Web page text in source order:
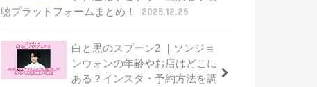
聴プラットフォームまとめ！
2025.12.25
白と黒のスプーン2 ｜ソンジョ
ンウォンの年齢やお店はどこに
ある？インスタ・予約方法を調